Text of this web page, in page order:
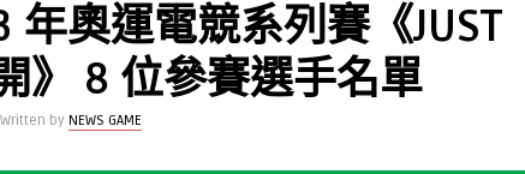
年奧運電競系列賽《JUST
》 8 位參賽選手名單
Written by NEWS GAME